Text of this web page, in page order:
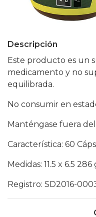
Descripción
Este producto es un
medicamento y no
equilibrada.
No consumir en
Manténgase fuera
Característica: 60
Medidas: 11.5 x 6.5 286
Registro: SD2016-